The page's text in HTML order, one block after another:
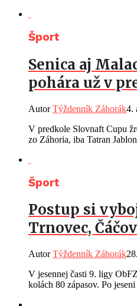
Šport
Senica aj
pohára už v
AutorTýždenník Záhorák4.
V predkole Slovnaft Cupu
zo Záhoria, iba Tatran
Šport
Postup si
Trnovec,
AutorTýždenník Záhorák
V jesennej časti 9. ligy
kolách 80 zápasov. Po jeseni